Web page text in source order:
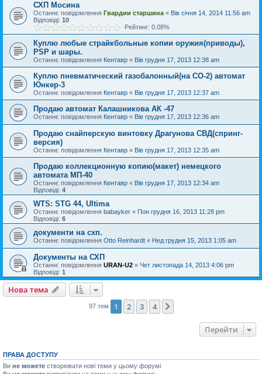
СХП Мосина
Останнє повідомлення Гвардии старшина « Вів січня 14, 2014 11:56 am
Відповіді: 10
Рейтинг: 0.08%
Куплю любые страйкбольные копии оружия(приводы),
PSP и шары.
Останнє повідомлення Кентавр « Вів грудня 17, 2013 12:38 am
Куплю пневматический газобалонный(на СО-2) автомат
Юнкер-3
Останнє повідомлення Кентавр « Вів грудня 17, 2013 12:37 am
Продаю автомат Калашникова АК -47
Останнє повідомлення Кентавр « Вів грудня 17, 2013 12:36 am
Продаю снайперскую винтовку Драгунова СВД(спринг-
версия)
Останнє повідомлення Кентавр « Вів грудня 17, 2013 12:35 am
Продаю коллекционную копию(макет) немецкого
автомата МП-40
Останнє повідомлення Кентавр « Вів грудня 17, 2013 12:34 am
Відповіді: 4
WTS: STG 44, Ultima
Останнє повідомлення babayker « Пон грудня 16, 2013 11:28 pm
Відповіді: 6
документи на схп.
Останнє повідомлення Otto Reinhardt « Нед грудня 15, 2013 1:05 am
Документы на СХП
Останнє повідомлення URAN-U2 « Чет листопада 14, 2013 4:06 pm
Відповіді: 1
Нова тема
97 тем 1 2 3 4
Перейти
ПРАВА ДОСТУПУ
Ви не можете створювати нові теми у цьому форумі